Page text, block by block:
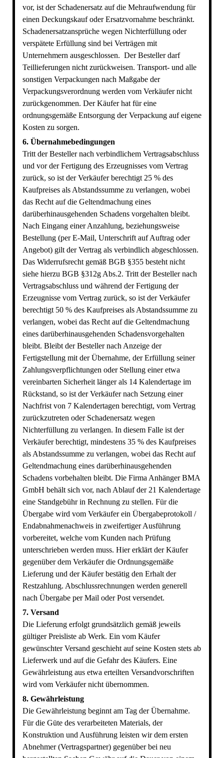
vor, ist der Schadenersatz auf die Mehraufwendung für
einen Deckungskauf oder Ersatzvornahme beschränkt.
Schadenersatzansprüche wegen Nichterfüllung oder
verspätete Erfüllung sind bei Verträgen mit
Unternehmern ausgeschlossen. Der Besteller darf
Teillieferungen nicht zurückweisen. Transport- und alle
sonstigen Verpackungen nach Maßgabe der
Verpackungsverordnung werden vom Verkäufer nicht
zurückgenommen. Der Käufer hat für eine
ordnungsgemäße Entsorgung der Verpackung auf eigene
Kosten zu sorgen.
6. Übernahmebedingungen
Tritt der Besteller nach verbindlichem Vertragsabschluss
und vor der Fertigung des Erzeugnisses vom Vertrag
zurück, so ist der Verkäufer berechtigt 25 % des
Kaufpreises als Abstandssumme zu verlangen, wobei
das Recht auf die Geltendmachung eines
darüberhinausgehenden Schadens vorgehalten bleibt.
Nach Eingang einer Anzahlung, beziehungsweise
Bestellung (per E-Mail, Unterschrift auf Auftrag oder
Angebot) gilt der Vertrag als verbindlich abgeschlossen.
Das Widerrufsrecht gemäß BGB §355 besteht nicht
siehe hierzu BGB §312g Abs.2. Tritt der Besteller nach
Vertragsabschluss und während der Fertigung der
Erzeugnisse vom Vertrag zurück, so ist der Verkäufer
berechtigt 50 % des Kaufpreises als Abstandssumme zu
verlangen, wobei das Recht auf die Geltendmachung
eines darüberhinausgehenden Schadensvorgehalten
bleibt. Bleibt der Besteller nach Anzeige der
Fertigstellung mit der Übernahme, der Erfüllung seiner
Zahlungsverpflichtungen oder Stellung einer etwa
vereinbarten Sicherheit länger als 14 Kalendertage im
Rückstand, so ist der Verkäufer nach Setzung einer
Nachfrist von 7 Kalendertagen berechtigt, vom Vertrag
zurückzutreten oder Schadenersatz wegen
Nichterfüllung zu verlangen. In diesem Falle ist der
Verkäufer berechtigt, mindestens 35 % des Kaufpreises
als Abstandssumme zu verlangen, wobei das Recht auf
Geltendmachung eines darüberhinausgehenden
Schadens vorbehalten bleibt. Die Firma Anhänger BMA
GmbH behält sich vor, nach Ablauf der 21 Kalendertage
eine Standgebühr in Rechnung zu stellen. Für die
Übergabe wird vom Verkäufer ein Übergabeprotokoll /
Endabnahmenachweis in zweifertiger Ausführung
vorbereitet, welche vom Kunden nach Prüfung
unterschrieben werden muss. Hier erklärt der Käufer
gegenüber dem Verkäufer die Ordnungsgemäße
Lieferung und der Käufer bestätig den Erhalt der
Restzahlung. Abschlussrechnungen werden generell
nach Übergabe per Mail oder Post versendet.
7. Versand
Die Lieferung erfolgt grundsätzlich gemäß jeweils
gültiger Preisliste ab Werk. Ein vom Käufer
gewünschter Versand geschieht auf seine Kosten stets ab
Lieferwerk und auf die Gefahr des Käufers. Eine
Gewährleistung aus etwa erteilten Versandvorschriften
wird vom Verkäufer nicht übernommen.
8. Gewährleistung
Die Gewährleistung beginnt am Tag der Übernahme.
Für die Güte des verarbeiteten Materials, der
Konstruktion und Ausführung leisten wir dem ersten
Abnehmer (Vertragspartner) gegenüber bei neu